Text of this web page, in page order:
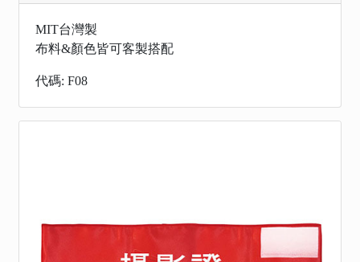
MIT台灣製
布料&顏色皆可客製搭配
代碼: F08